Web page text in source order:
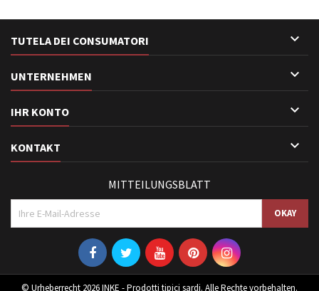
TUTELA DEI CONSUMATORI 
UNTERNEHMEN 
IHR KONTO 
KONTAKT 
MITTEILUNGSBLATT
© Urheberrecht 2026 INKE - Prodotti tipici sardi. Alle Rechte vorbehalten.